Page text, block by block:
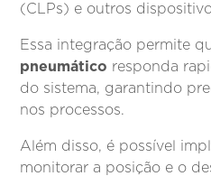
(CLPs) e outros
Essa integração permite
pneumático responda
do sistema, garantindo
nos processos.
Além disso, é possível
monitorar a posição e o